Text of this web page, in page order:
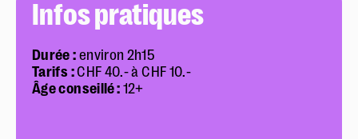
Infos pratiques
Durée : environ 2h15
Tarifs :CHF 40.- à CHF 10.-
Âge conseillé : 12+